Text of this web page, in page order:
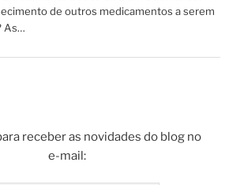
de outros medicamentos a serem
As…
receber as novidades do blog no
e-mail: